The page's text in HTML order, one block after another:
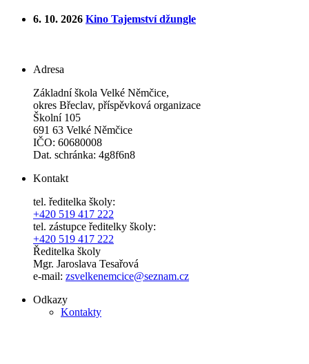
6. 10. 2026 Kino Tajemství džungle
Adresa
Základní škola Velké Němčice,
okres Břeclav, příspěvková organizace
Školní 105
691 63 Velké Němčice
IČO: 60680008
Dat. schránka: 4g8f6n8
Kontakt
tel. ředitelka školy:
+420 519 417 222
tel. zástupce ředitelky školy:
+420 519 417 222
Ředitelka školy
Mgr. Jaroslava Tesařová
e-mail: zsvelkenemcice@seznam.cz
Odkazy
Kontakty